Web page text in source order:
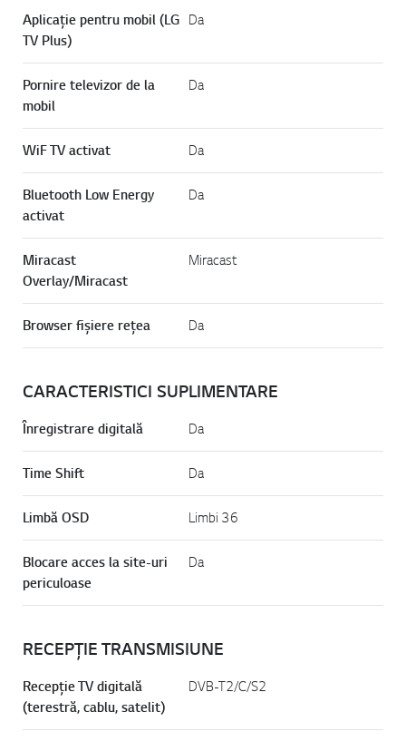
Aplicație pentru mobil (LG
TV Plus)
Da
Pornire televizor de la
mobil
Da
WiF TV activat Da
Bluetooth Low Energy
activat
Da
Miracast
Overlay/Miracast
Miracast
Browser fișiere rețea Da
CARACTERISTICI SUPLIMENTARE
Înregistrare digitală Da
Time Shift Da
Limbă OSD Limbi 36
Blocare acces la site-uri
periculoase
Da
RECEPȚIE TRANSMISIUNE
Recepție TV digitală
(terestră, cablu, satelit)
DVB-T2/C/S2